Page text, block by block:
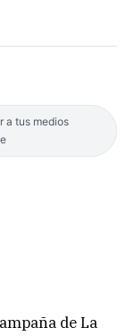
a tus medios
de La